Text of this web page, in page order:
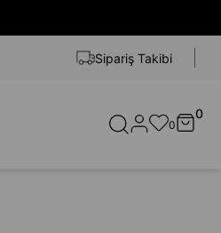
Sipariş Takibi
0
0